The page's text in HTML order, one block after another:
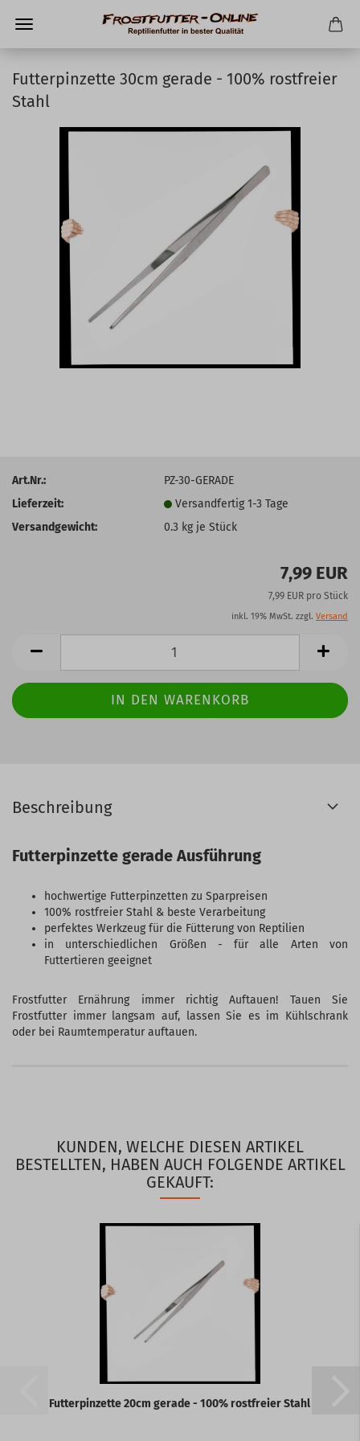
Futterpinzette 30cm gerade - 100% rostfreier
Stahl
Art.Nr.:
PZ-30-GERADE
Lieferzeit:
Versandfertig 1-3 Tage
Versandgewicht:
0.3 kg je Stück
7,99 EUR
7,99 EUR pro Stück
inkl. 19% MwSt. zzgl. Versand
Beschreibung
Futterpinzette gerade Ausführung
hochwertige Futterpinzetten zu Sparpreisen
100% rostfreier Stahl & beste Verarbeitung
perfektes Werkzeug für die Fütterung von Reptilien
in unterschiedlichen Größen - für alle Arten von
Futtertieren geeignet
Frostfutter Ernährung immer richtig Auftauen! Tauen Sie
Frostfutter immer langsam auf, lassen Sie es im Kühlschrank
oder bei Raumtemperatur auftauen.
KUNDEN, WELCHE DIESEN ARTIKEL
BESTELLTEN, HABEN AUCH FOLGENDE ARTIKEL
GEKAUFT:
Futterpinzette 20cm gerade - 100% rostfreier Stahl